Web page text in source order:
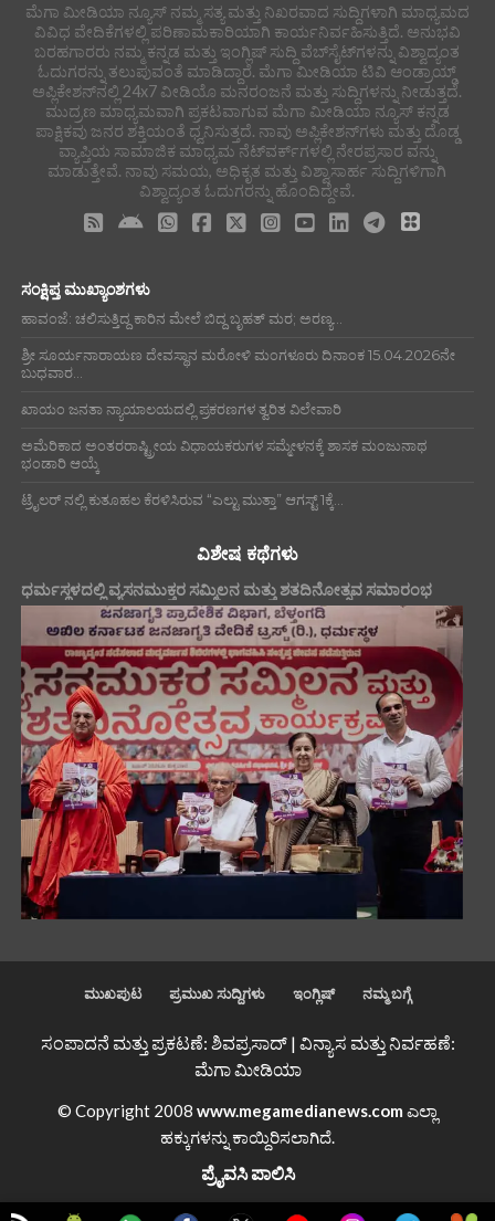
ಮೆಗಾ ಮೀಡಿಯಾ ನ್ಯೂಸ್ ನಮ್ಮ ಸತ್ಯ ಮತ್ತು ನಿಖರವಾದ ಸುದ್ದಿಗಳಾಗಿ ಮಾಧ್ಯಮದ
ವಿವಿಧ ವೇದಿಕೆಗಳಲ್ಲಿ ಪರಿಣಾಮಕಾರಿಯಾಗಿ ಕಾರ್ಯನಿರ್ವಹಿಸುತ್ತಿದೆ. ಅನುಭವಿ
ಬರಹಗಾರರು ನಮ್ಮ ಕನ್ನಡ ಮತ್ತು ಇಂಗ್ಲಿಷ್ ಸುದ್ದಿ ವೆಬ್‌ಸೈಟ್‌ಗಳನ್ನು ವಿಶ್ವಾದ್ಯಂತ
ಓದುಗರನ್ನು ತಲುಪುವಂತೆ ಮಾಡಿದ್ದಾರೆ. ಮೆಗಾ ಮೀಡಿಯಾ ಟಿವಿ ಆಂಡ್ರಾಯ್ಡ್
ಅಪ್ಲಿಕೇಶನ್‌ನಲ್ಲಿ 24x7 ವೀಡಿಯೊ ಮನರಂಜನೆ ಮತ್ತು ಸುದ್ದಿಗಳನ್ನು ನೀಡುತ್ತದೆ.
ಮುದ್ರಣ ಮಾಧ್ಯಮವಾಗಿ ಪ್ರಕಟವಾಗುವ ಮೆಗಾ ಮೀಡಿಯಾ ನ್ಯೂಸ್ ಕನ್ನಡ
ಪಾಕ್ಷಿಕವು ಜನರ ಶಕ್ತಿಯಂತೆ ಧ್ವನಿಸುತ್ತದೆ. ನಾವು ಅಪ್ಲಿಕೇಶನ್‌ಗಳು ಮತ್ತು ದೊಡ್ಡ
ವ್ಯಾಪ್ತಿಯ ಸಾಮಾಜಿಕ ಮಾಧ್ಯಮ ನೆಟ್‌ವರ್ಕ್‌ಗಳಲ್ಲಿ ನೇರಪ್ರಸಾರ ವನ್ನು
ಮಾಡುತ್ತೇವೆ. ನಾವು ಸಮಯ, ಅಧಿಕೃತ ಮತ್ತು ವಿಶ್ವಾಸಾರ್ಹ ಸುದ್ದಿಗಳಿಗಾಗಿ
ವಿಶ್ವಾದ್ಯಂತ ಓದುಗರನ್ನು ಹೊಂದಿದ್ದೇವೆ.
ಸಂಕ್ಷಿಪ್ತ ಮುಖ್ಯಾಂಶಗಳು
ಹಾವಂಜೆ: ಚಲಿಸುತ್ತಿದ್ದ ಕಾರಿನ ಮೇಲೆ ಬಿದ್ದ ಬೃಹತ್ ಮರ; ಅರಣ್ಯ...
ಶ್ರೀ ಸೂರ್ಯನಾರಾಯಣ ದೇವಸ್ಥಾನ ಮರೋಳಿ ಮಂಗಳೂರು ದಿನಾಂಕ 15.04.2026ನೇ
ಬುಧವಾರ...
ಖಾಯಂ ಜನತಾ ನ್ಯಾಯಾಲಯದಲ್ಲಿ ಪ್ರಕರಣಗಳ ತ್ವರಿತ ವಿಲೇವಾರಿ
ಅಮೆರಿಕಾದ ಅಂತರರಾಷ್ಟ್ರೀಯ ವಿಧಾಯಕರುಗಳ ಸಮ್ಮೇಳನಕ್ಕೆ ಶಾಸಕ ಮಂಜುನಾಥ
ಭಂಡಾರಿ ಆಯ್ಕೆ
ಟ್ರೈಲರ್ ನಲ್ಲಿ ಕುತೂಹಲ ಕೆರಳಿಸಿರುವ “ಎಲ್ಟು ಮುತ್ತಾ” ಆಗಸ್ಟ್ 1ಕ್ಕೆ...
ವಿಶೇಷ ಕಥೆಗಳು
ಧರ್ಮಸ್ಥಳದಲ್ಲಿ ವ್ಯಸನಮುಕ್ತರ ಸಮ್ಮಿಲನ ಮತ್ತು ಶತದಿನೋತ್ಸವ ಸಮಾರಂಭ
ಮುಖಪುಟ ಪ್ರಮುಖ ಸುದ್ದಿಗಳು ಇಂಗ್ಲಿಷ್ ನಮ್ಮ ಬಗ್ಗೆ
ಸಂಪಾದನೆ ಮತ್ತು ಪ್ರಕಟಣೆ: ಶಿವಪ್ರಸಾದ್ | ವಿನ್ಯಾಸ ಮತ್ತು ನಿರ್ವಹಣೆ:
ಮೆಗಾ ಮೀಡಿಯಾ
© Copyright 2008 www.megamedianews.com ಎಲ್ಲಾ
ಹಕ್ಕುಗಳನ್ನು ಕಾಯ್ದಿರಿಸಲಾಗಿದೆ.
ಪ್ರೈವಸಿ ಪಾಲಿಸಿ